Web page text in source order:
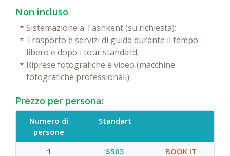
Non incluso
* Sistemazione a Tashkent (su richiesta);
* Trasporto e servizi di guida durante il tempo
libero e dopo i tour standard;
* Riprese fotografiche e video (macchine
fotografiche professionali);
Prezzo per persona:
Numero di
persone
Standart
1 $505
BOOK IT